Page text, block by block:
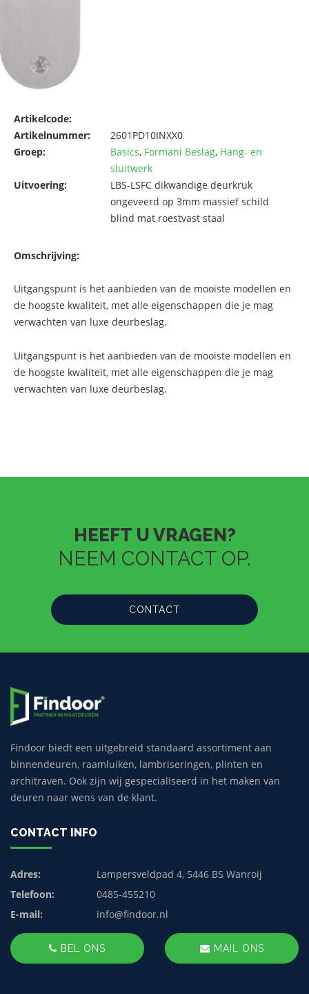
Artikelcode:
Artikelnummer:
2601PD10INXX0
Groep:
Basics, Formani Beslag, Hang- en
sluitwerk
Uitvoering:
LBS-LSFC dikwandige deurkruk
ongeveerd op 3mm massief schild
blind mat roestvast staal
Omschrijving:
Uitgangspunt is het aanbieden van de mooiste modellen en
de hoogste kwaliteit, met alle eigenschappen die je mag
verwachten van luxe deurbeslag.
Uitgangspunt is het aanbieden van de mooiste modellen en
de hoogste kwaliteit, met alle eigenschappen die je mag
verwachten van luxe deurbeslag.
HEEFT U VRAGEN?
NEEM CONTACT OP.
CONTACT
Findoor biedt een uitgebreid standaard assortiment aan
binnendeuren, raamluiken, lambriseringen, plinten en
architraven. Ook zijn wij gespecialiseerd in het maken van
deuren naar wens van de klant.
CONTACT INFO
Adres:
Lampersveldpad 4, 5446 BS Wanroij
Telefoon:
0485-455210
E-mail:
info@findoor.nl
BEL ONS MAIL ONS